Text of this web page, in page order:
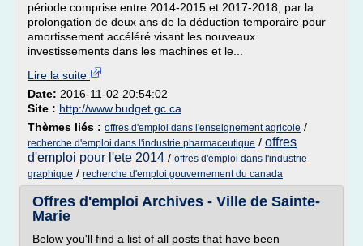
période comprise entre 2014-2015 et 2017-2018, par la
prolongation de deux ans de la déduction temporaire pour
amortissement accéléré visant les nouveaux
investissements dans les machines et le...
Lire la suite
Date: 2016-11-02 20:54:02
Site : http://www.budget.gc.ca
Thèmes liés : offres d'emploi dans l'enseignement agricole /
recherche d'emploi dans l'industrie pharmaceutique / offres
d'emploi pour l'ete 2014 / offres d'emploi dans l'industrie
graphique / recherche d'emploi gouvernement du canada
Offres d'emploi Archives - Ville de Sainte-
Marie
Below you'll find a list of all posts that have been